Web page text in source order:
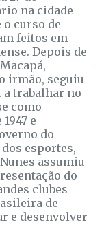
na cidade
curso de
feitos em
Depois de
irmão, seguiu
a trabalhar no
como
e
do
esportes,
assumiu
do
clubes
de
e desenvolver